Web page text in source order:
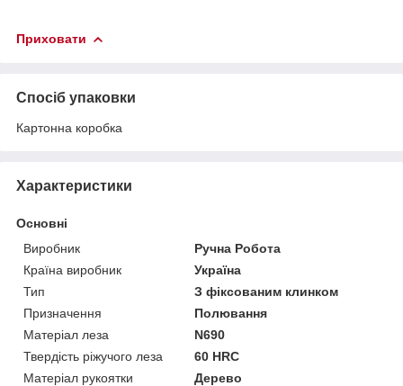
Приховати
Спосіб упаковки
Картонна коробка
Характеристики
Основні
Виробник
Ручна Робота
Країна виробник
Україна
Тип
З фіксованим клинком
Призначення
Полювання
Матеріал леза
N690
Твердість ріжучого леза
60 HRC
Матеріал рукоятки
Дерево